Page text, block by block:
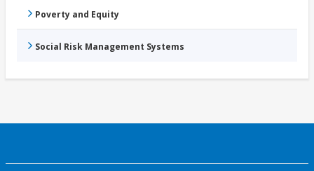
Poverty and Equity
Social Risk Management Systems